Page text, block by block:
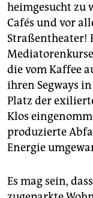
heimgesucht zu
Cafés und vor
Straßentheater!
die vom Kaffee
ihren Segways
Platz der
Klos
produzierte
Energie
Es mag sein,